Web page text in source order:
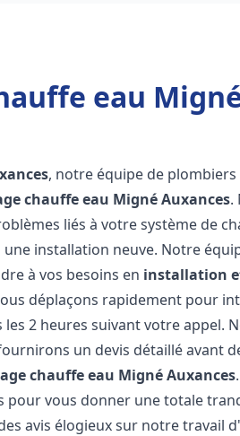
eau
, notre équipe de
chauffe eau Migné Auxances.
liés à votre système de
installation neuve. Notre
à vos besoins en installation
déplaçons rapidement pour
2 heures suivant votre appel.
un devis détaillé avant
chauffe eau Migné Auxances
pour vous donner une totale
avis élogieux sur notre travail d'